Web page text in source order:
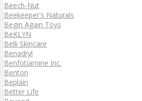
Beech-Nut
Beekeeper's Naturals
Begin Again Toys
BeKLYN
Belli Skincare
Benadryl
Benfotiamine Inc.
Benton
Beplain
Better Life